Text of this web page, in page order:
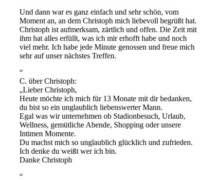
Und dann war es ganz einfach und sehr schön, vom
Moment an, an dem Christoph mich liebevoll begrüßt hat.
Christoph ist aufmerksam, zärtlich und offen. Die Zeit mit
ihm hat alles erfüllt, was ich mir erhofft habe und noch
viel mehr. Ich habe jede Minute genossen und freue mich
sehr auf unser nächstes Treffen.
C. über Christoph:
Lieber Christoph,
Heute möchte ich mich für 13 Monate mit dir bedanken,
du bist so ein unglaublich liebenswerter Mann.
Egal was wir unternehmen ob Stadionbesuch, Urlaub,
Wellness, gemütliche Abende, Shopping oder unsere
Intimen Momente.
Du machst mich so unglaublich glücklich und zufrieden.
Ich denke du weißt wer ich bin.
Danke Christoph